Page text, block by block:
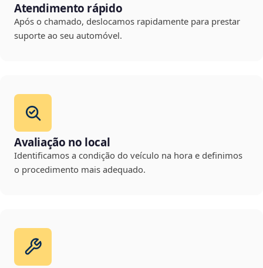
Atendimento rápido
Após o chamado, deslocamos rapidamente para prestar
suporte ao seu automóvel.
Avaliação no local
Identificamos a condição do veículo na hora e definimos
o procedimento mais adequado.